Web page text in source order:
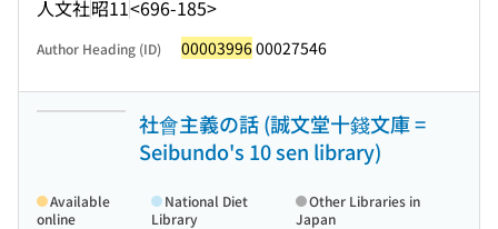
人文社昭11<696-185>
Author Heading (ID) 0000399600027546
社會主義の話 (誠文堂十錢文庫 =
Seibundo's 10 sen library)
Available
online
National Diet
Library
Other Libraries in
Japan